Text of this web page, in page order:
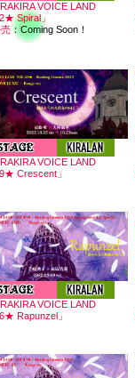
VOICE LAND
Spiral」
： Coming Soon！
VOICE LAND
Crescent」
VOICE LAND
Rapunzel」